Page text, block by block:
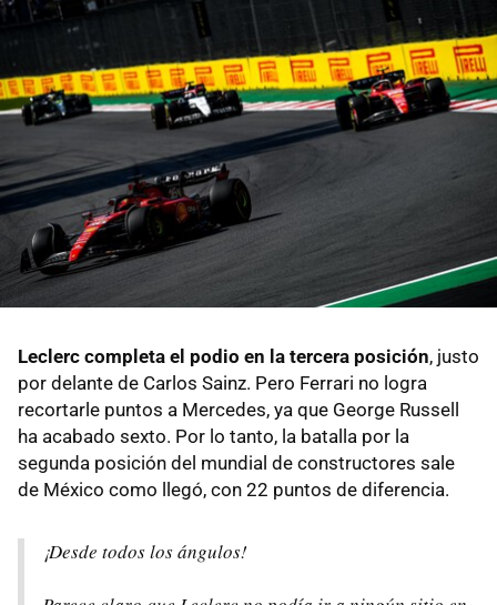
Leclerc completa el podio en la tercera posición, justo
por delante de Carlos Sainz. Pero Ferrari no logra
recortarle puntos a Mercedes, ya que George Russell
ha acabado sexto. Por lo tanto, la batalla por la
segunda posición del mundial de constructores sale
de México como llegó, con 22 puntos de diferencia.
¡Desde todos los ángulos!